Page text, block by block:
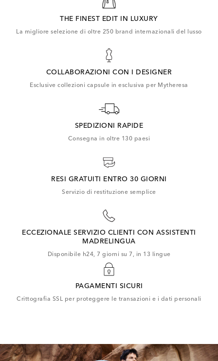
THE FINEST EDIT IN LUXURY
La migliore selezione di oltre 250 brand internazionali del lusso
COLLABORAZIONI CON I DESIGNER
Esclusive collezioni capsule in esclusiva per Mytheresa
SPEDIZIONI RAPIDE
Consegna in oltre 130 paesi
RESI GRATUITI ENTRO 30 GIORNI
Servizio di restituzione semplice
ECCEZIONALE SERVIZIO CLIENTI CON ASSISTENTI
MADRELINGUA
Disponibile h24, 7 giorni su 7, in 13 lingue
PAGAMENTI SICURI
Crittografia SSL per proteggere le transazioni e i dati personali